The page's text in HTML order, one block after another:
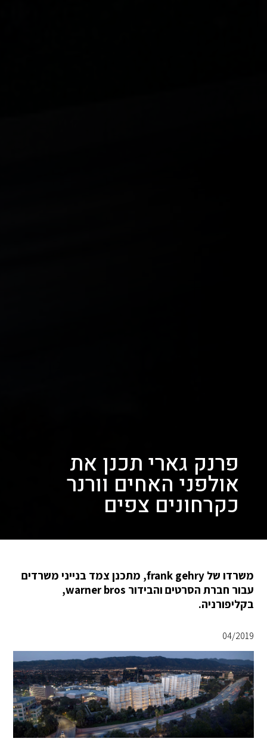
פרנק גארי תכנן את
אולפני האחים וורנר
כקרחונים צפים
משרדו של frank gehry, מתכנן צמד בנייני משרדים
עבור חברת הסרטים והבידור warner bros,
בקליפורניה.
04/2019